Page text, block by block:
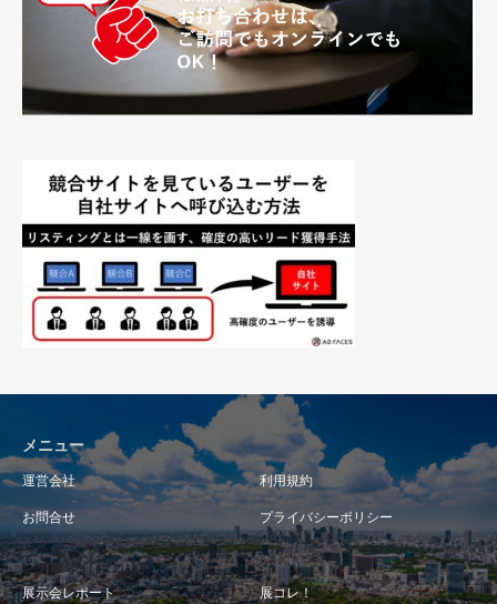
メニュー
運営会社 利用規約
お問合せ プライバシーポリシー
展示会レポート 展コレ！